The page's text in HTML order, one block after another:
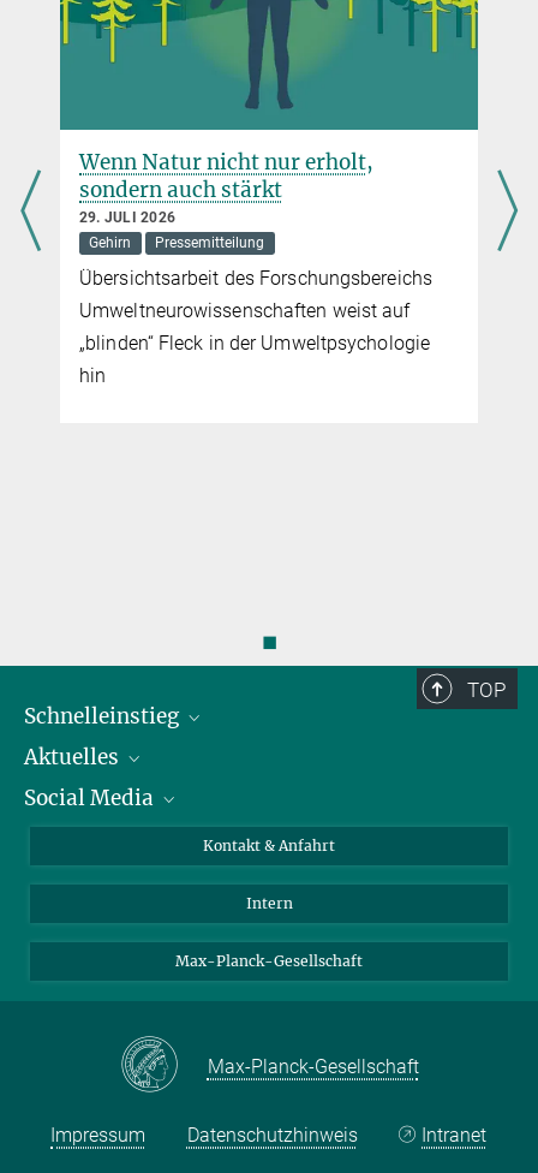
Wenn Natur nicht nur erholt,
sondern auch stärkt
29. JULI 2026
Gehirn
Pressemitteilung
Übersichtsarbeit des Forschungsbereichs
Umweltneurowissenschaften weist auf
„blinden“ Fleck in der Umweltpsychologie
hin
◼
TOP
Schnelleinstieg
Personen
Pressebereich
Aktuelles
Stellenangebote
Social Media
X
LinkedIn
Kontakt & Anfahrt
Intern
Max-Planck-Gesellschaft
Max-Planck-Gesellschaft
Impressum Datenschutzhinweis Intranet